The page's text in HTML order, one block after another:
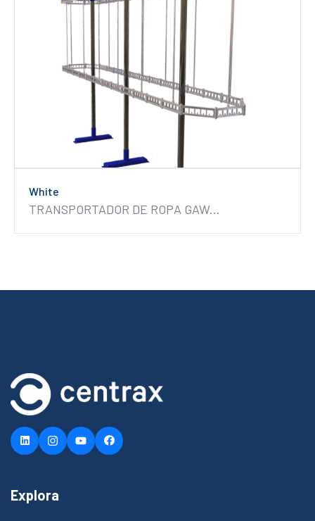
White
TRANSPORTADOR DE ROPA GAW...
Explora